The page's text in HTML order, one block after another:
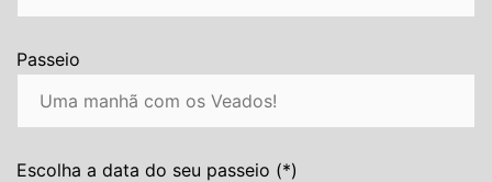
Passeio
Escolha a data do seu passeio (*)